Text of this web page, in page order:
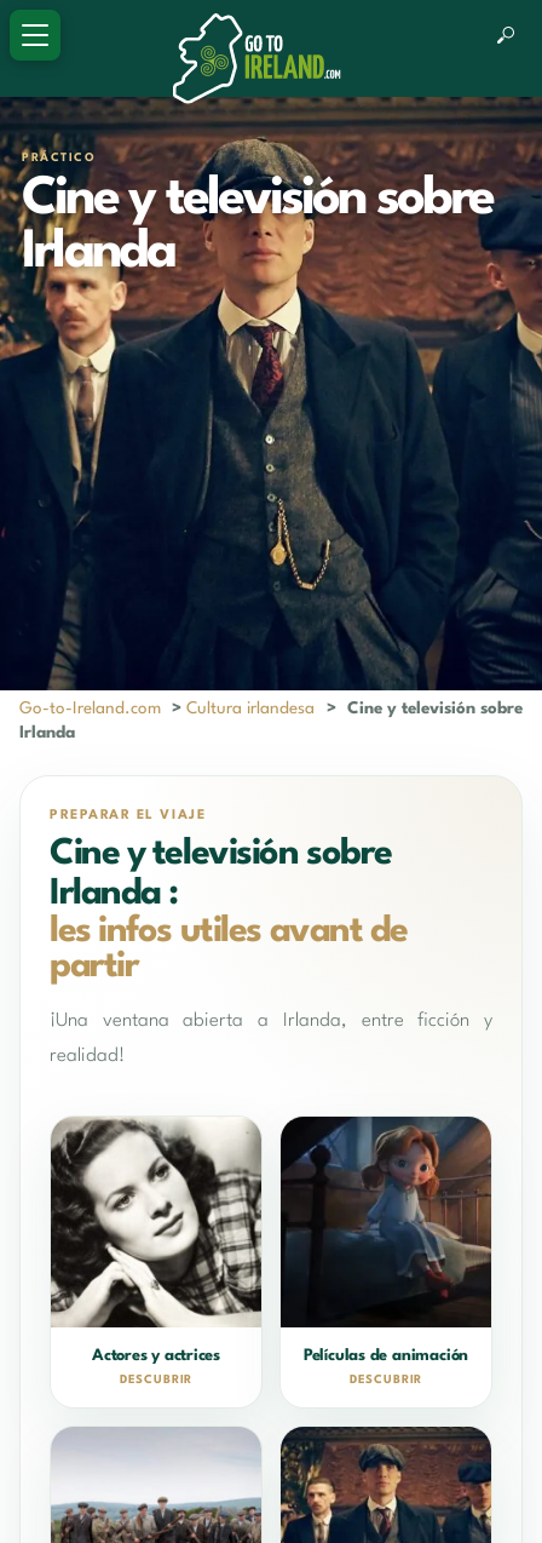
PRÁCTICO
Cine y televisión sobre
Irlanda
Go-to-Ireland.com >Cultura irlandesa >
Cine y televisión sobre
Irlanda
PREPARAR EL VIAJE
Cine y televisión sobre
Irlanda :
les infos utiles avant de
partir
¡Una ventana abierta a Irlanda, entre ficción y
realidad!
Actores y actrices
DESCUBRIR
Películas de animación
DESCUBRIR